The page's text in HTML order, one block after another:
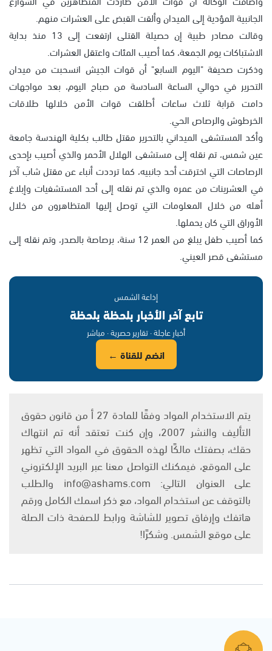
الجانبية المؤدية إلى الميدان وألقت القبض على العشرات منهم.
وقالت مصادر طبية إن حصيلة القتلى ارتفعت إلى 13 منذ بداية
الاشتباكات يوم الجمعة، كما أصيب المئات واعتقل العشرات.
وذكرت صحيفة "اليوم السابع" أن قوات الجيش انسحبت من ميدان
التحرير في حوالي الساعة السادسة من صباح اليوم، بعد مواجهات
دامت قرابة ثلاث ساعات أطلقت قوات الأمن خلالها طلاقات
الخرطوش والرصاص الحي.
وأكد المستشفى الميداني بالتحرير مقتل طالب بكلية الهندسة جامعة
عين شمس، تم نقله إلى مستشفى الهلال الأحمر والذي أصيب بإحدى
الرصاصات التي اخترقت أحد جانبيه، كما ترددت أنباء عن مقتل شاب آخر
في العشرينات من عمره والذي تم نقله إلى أحد المستشفيات وإبلاغ
أهله من خلال المعلومات التي توصل إليها المتظاهرون من خلال
الأوراق التي كان يحملها.
كما أصيب طفل يبلغ من العمر 12 سنة، برصاصة بالصدر، وتم نقله إلى
مستشفى قصر العيني.
إذاعة الشمس
تابع آخر الأخبار بلحظة بلحظة
أخبار عاجلة · تقارير حصرية · مباشر
انضم للقناة ←
يتم الاستخدام المواد وفقًا للمادة 27 أ من قانون حقوق
التأليف والنشر 2007، وإن كنت تعتقد أنه تم انتهاك
حقك، بصفتك مالكًا لهذه الحقوق في المواد التي تظهر
على الموقع، فيمكنك التواصل معنا عبر البريد الإلكتروني
على العنوان التالي: info@ashams.com والطلب
بالتوقف عن استخدام المواد، مع ذكر اسمك الكامل ورقم
هاتفك وإرفاق تصوير للشاشة ورابط للصفحة ذات الصلة
على موقع الشمس. وشكرًا!